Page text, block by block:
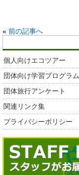
« 前の記事へ
個人向けエコツアー
団体向け学習プログラム
団体旅行アンケート
関連リンク集
プライバシーポリシー